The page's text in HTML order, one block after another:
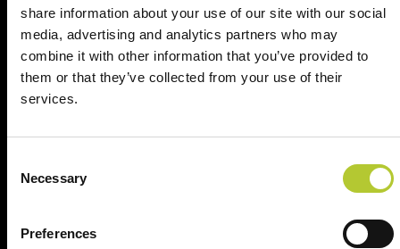
share information about your use of our site with our social
media, advertising and analytics partners who may
combine it with other information that you’ve provided to
them or that they’ve collected from your use of their
services.
Selection
Necessary
Preferences
Richiedi il tuo preventivo in 2 minuti
Il tuo nome, cognome e l'indirizzo del tuo progetto
Nome e cognome
CAP